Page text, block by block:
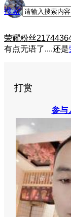
搜索
荣耀粉丝
有点无语了....还是
打赏
参与